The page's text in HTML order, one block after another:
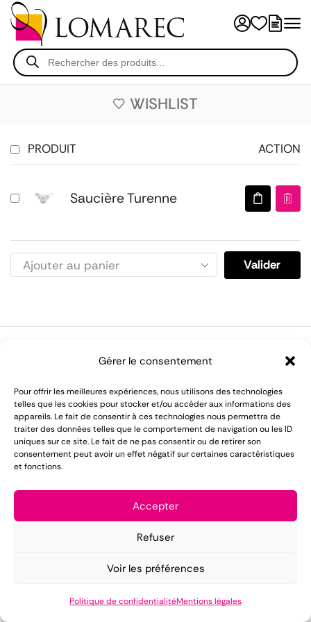
Gérer le consentement
Pour offrir les meilleures expériences, nous utilisons des technologies
telles que les cookies pour stocker et/ou accéder aux informations des
appareils. Le fait de consentir à ces technologies nous permettra de
traiter des données telles que le comportement de navigation ou les ID
uniques sur ce site. Le fait de ne pas consentir ou de retirer son
consentement peut avoir un effet négatif sur certaines caractéristiques
et fonctions.
Accepter
Refuser
Voir les préférences
Politique de confidentialitéMentions légales
WISHLIST
PRODUIT ACTION
Saucière Turenne
Valider
Catalogue CGV
LOMAREC met à votre disposition plus de 55 ans
d'expérience dans le domaine de la location de
matériel pour réception.
Mentions légales
Politique de confidentialité
Copyright ©2025 LOMAREC – Design by